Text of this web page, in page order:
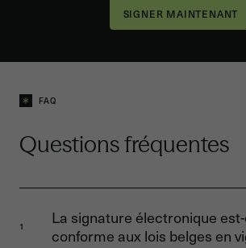
FAQ
Questions fréquentes
1
La signature électronique
conforme aux lois belges en